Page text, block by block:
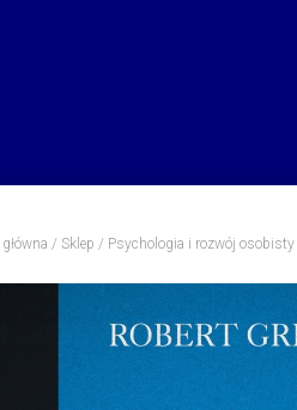
/ Sklep / Psychologia i rozwój osobisty